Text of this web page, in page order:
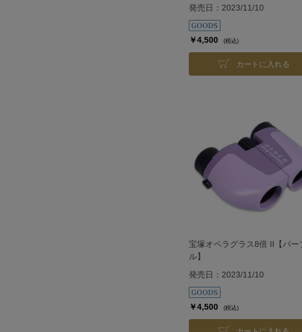
発売日：2023/11/10
￥4,500 (税込)
カートに入れる
宝塚オペラグラス8倍 II【パー
ル】
発売日：2023/11/10
￥4,500 (税込)